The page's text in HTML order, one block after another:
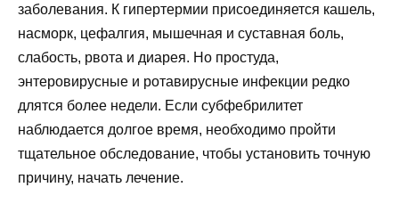
заболевания. К гипертермии присоединяется кашель,
насморк, цефалгия, мышечная и суставная боль,
слабость, рвота и диарея. Но простуда,
энтеровирусные и ротавирусные инфекции редко
длятся более недели. Если субфебрилитет
наблюдается долгое время, необходимо пройти
тщательное обследование, чтобы установить точную
причину, начать лечение.